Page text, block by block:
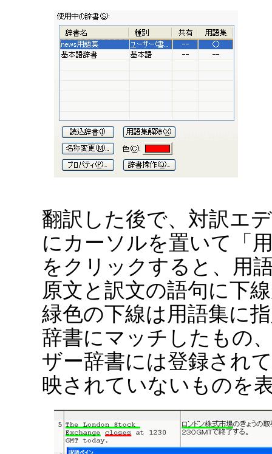
翻訳した後で、対訳エ
にカーソルを置いて「
をクリックすると、用
原文と訳文の語句に下
緑色の下線は用語集に
辞書にマッチしたもの
ザー辞書には登録され
映されていないものを